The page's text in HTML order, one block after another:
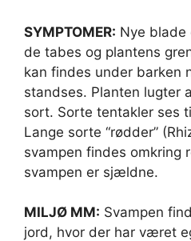
SYMPTOMER: Nye blade
de tabes og plantens
kan findes under barken
standses. Planten lugter
sort. Sorte tentakler ses
Lange sorte “rødder”
svampen findes omkring
svampen er sjældne.
MILJØ MM: Svampen
jord, hvor der har været